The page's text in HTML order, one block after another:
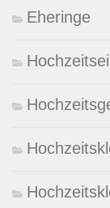
Eheringe